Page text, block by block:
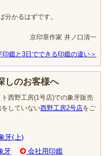
分かるはずです。
京印章作家 井ノ口清一
印鑑と3日でできる印鑑の違い＞
しのお客様へ
西野工房(1号店)での象牙販売
していない西野工房2号店をご
牙(上)
牙 会社用印鑑